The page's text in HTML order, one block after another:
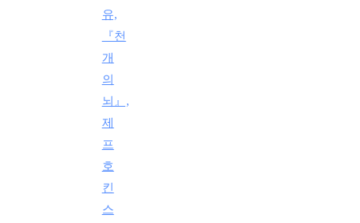
유,
『천
개
의
뇌』,
제
프
호
킨
스